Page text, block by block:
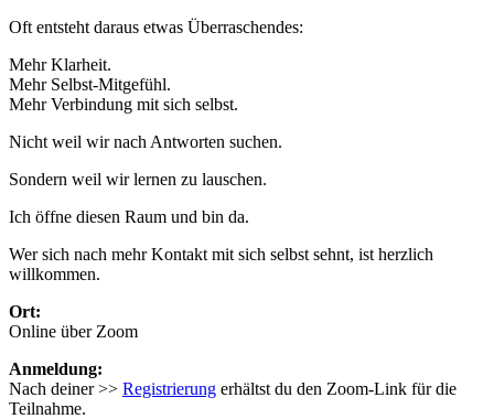
Oft entsteht daraus etwas Überraschendes:
Mehr Klarheit.
Mehr Selbst-Mitgefühl.
Mehr Verbindung mit sich selbst.
Nicht weil wir nach Antworten suchen.
Sondern weil wir lernen zu lauschen.
Ich öffne diesen Raum und bin da.
Wer sich nach mehr Kontakt mit sich selbst sehnt, ist herzlich
willkommen.
Ort:
Online über Zoom
Anmeldung:
Nach deiner >> Registrierung erhältst du den Zoom-Link für die
Teilnahme.